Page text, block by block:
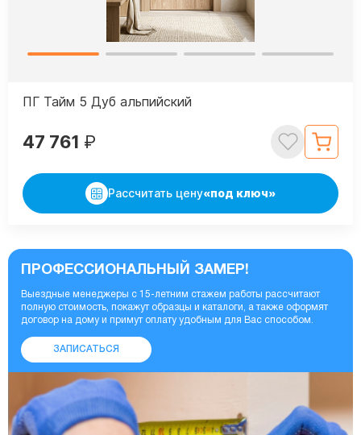
ПГ Тайм 5 Дуб альпийский
47 761 ₽
Рассчитать цену«под ключ»
ПРОФЕССИОНАЛЬНЫЙ ЗАМЕР!
Выездные менеджеры с 15-летним стажем работы рассчитают
полную стоимость, покажут образцы и каталоги, а также оформят
договор на дому и примут оплату удобным для Вас способом.
ЗАПИСАТЬСЯ